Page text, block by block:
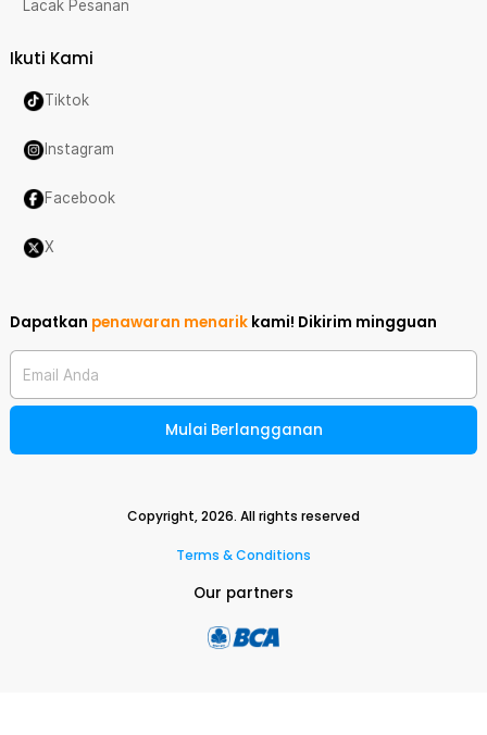
Lacak Pesanan
Ikuti Kami
Tiktok
Instagram
Facebook
X
Dapatkan penawaran menarik kami! Dikirim mingguan
Email Anda
Mulai Berlangganan
Copyright,2026. All rights reserved
Terms & Conditions
Our partners